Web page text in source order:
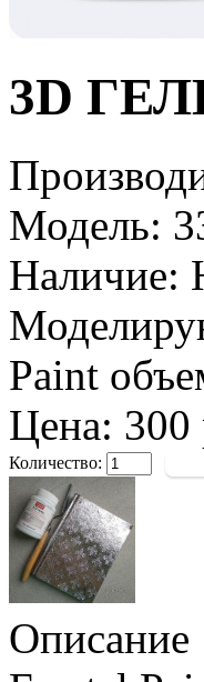
3D
Модель:
Наличие:
Paint
Цена: 300
Количество:
Описание